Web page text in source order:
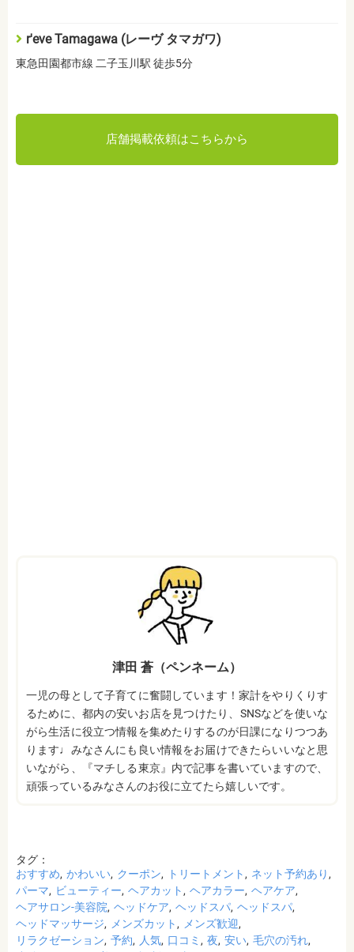
r'eve Tamagawa (レーヴ タマガワ)
東急田園都市線 二子玉川駅 徒歩5分
店舗掲載依頼はこちらから
津田 蒼（ペンネーム）
一児の母として子育てに奮闘しています！家計をやりくりす
るために、都内の安いお店を見つけたり、SNSなどを使いな
がら生活に役立つ情報を集めたりするのが日課になりつつあ
ります♩みなさんにも良い情報をお届けできたらいいなと思
いながら、『マチしる東京』内で記事を書いていますので、
頑張っているみなさんのお役に立てたら嬉しいです。
タグ：
おすすめ かわいい クーポン トリートメント
ネット予約あり
パーマ
ビューティー ヘアカット ヘアカラー ヘアケア
ヘアサロン-美容院 ヘッドケア ヘッドスパ ヘッドスパ
ヘッドマッサージ
メンズカット
メンズ歓迎
リラクゼーション 予約 人気 口コミ 夜 安い 毛穴の汚れ